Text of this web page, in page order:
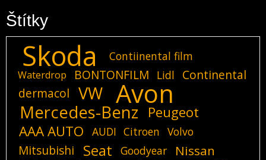
Štítky
Skoda Contiinental film
Waterdrop BONTONFILM Lidl
Continental
dermacol
VW Avon
Mercedes-Benz
Peugeot
AAA AUTO
AUDI Citroen Volvo
Mitsubishi Seat Goodyear Nissan